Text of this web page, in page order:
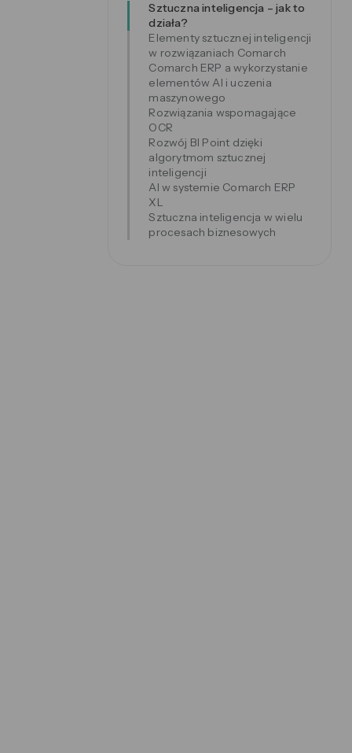
Sztuczna inteligencja – jak to
działa?
Elementy sztucznej inteligencji
w rozwiązaniach Comarch
Comarch ERP a wykorzystanie
elementów AI i uczenia
maszynowego
Rozwiązania wspomagające
OCR
Rozwój BI Point dzięki
algorytmom sztucznej
inteligencji
AI w systemie Comarch ERP
XL
Sztuczna inteligencja w wielu
procesach biznesowych